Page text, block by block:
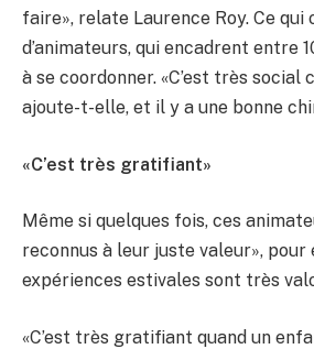
faire», relate Laurence Roy. Ce qui
d’animateurs, qui encadrent entre
à se coordonner. «C’est très social
ajoute-t-elle, et il y a une bonne
«C’est très gratifiant»
Même si quelques fois, ces
reconnus à leur juste valeur», pour
expériences estivales sont très
«C’est très gratifiant quand un